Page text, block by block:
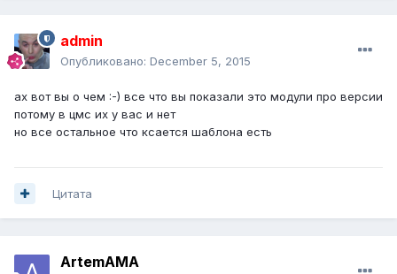
admin
Опубликовано: December 5, 2015
ах вот вы о чем :-) все что вы показали это модули про версии
потому в цмс их у вас и нет
но все остальное что ксается шаблона есть
Цитата
ArtemAMA